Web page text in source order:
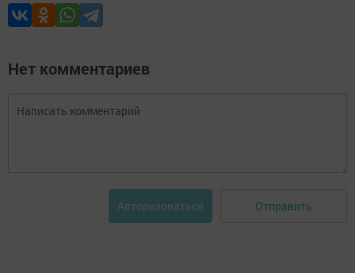
Нет комментариев
Авторизоваться Отправить